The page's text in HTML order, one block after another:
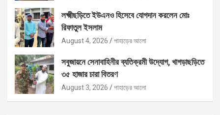
লক্ষ্মীছড়িতে ইউএনও হিসেবে যোগদান করলেন মোঃ
রিফাতুল ইসলাম
August 4, 2026 পাহাড়ের আলো
সবুজায়নে সেনাবাহিনীর ব্যতিক্রমী উদ্যোগ, খাগড়াছড়িতে
৩৫ হাজার চারা বিতরণ
August 3, 2026 পাহাড়ের আলো